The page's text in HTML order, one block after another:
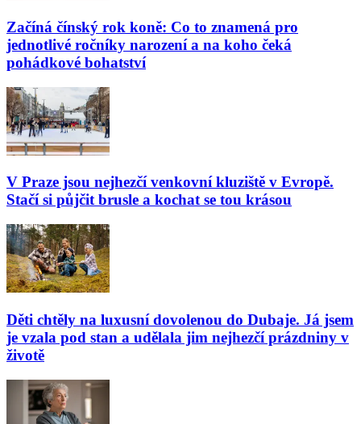
Začíná čínský rok koně: Co to znamená pro
jednotlivé ročníky narození a na koho čeká
pohádkové bohatství
V Praze jsou nejhezčí venkovní kluziště v Evropě.
Stačí si půjčit brusle a kochat se tou krásou
Děti chtěly na luxusní dovolenou do Dubaje. Já jsem
je vzala pod stan a udělala jim nejhezčí prázdniny v
životě